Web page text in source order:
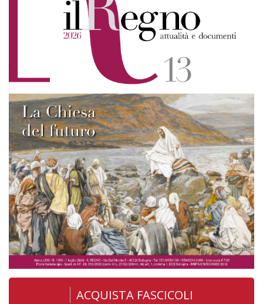
ACQUISTA FASCICOLI